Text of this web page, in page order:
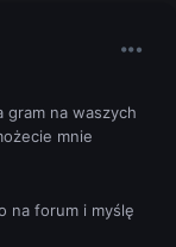
na waszych
mnie
na forum i myślę